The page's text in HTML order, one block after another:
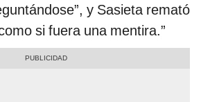
y Sasieta remató
si fuera una mentira.”